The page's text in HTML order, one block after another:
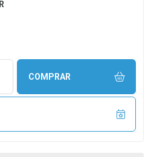
UMA UNIDADE
COMPRAR